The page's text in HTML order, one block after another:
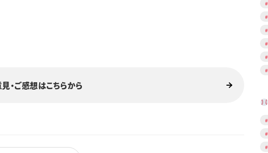
・ご感想はこちらから